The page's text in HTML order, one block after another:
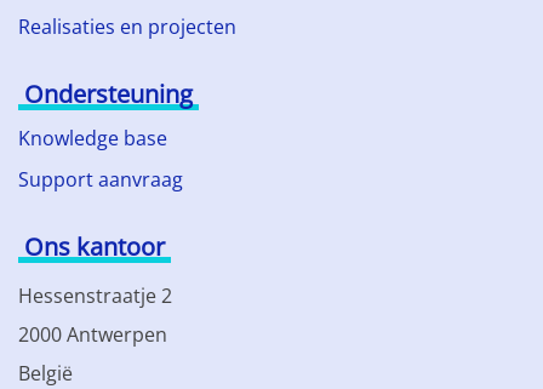
Realisaties en projecten
Ondersteuning
Knowledge base
Support aanvraag
Ons kantoor
Hessenstraatje 2
2000 Antwerpen
België